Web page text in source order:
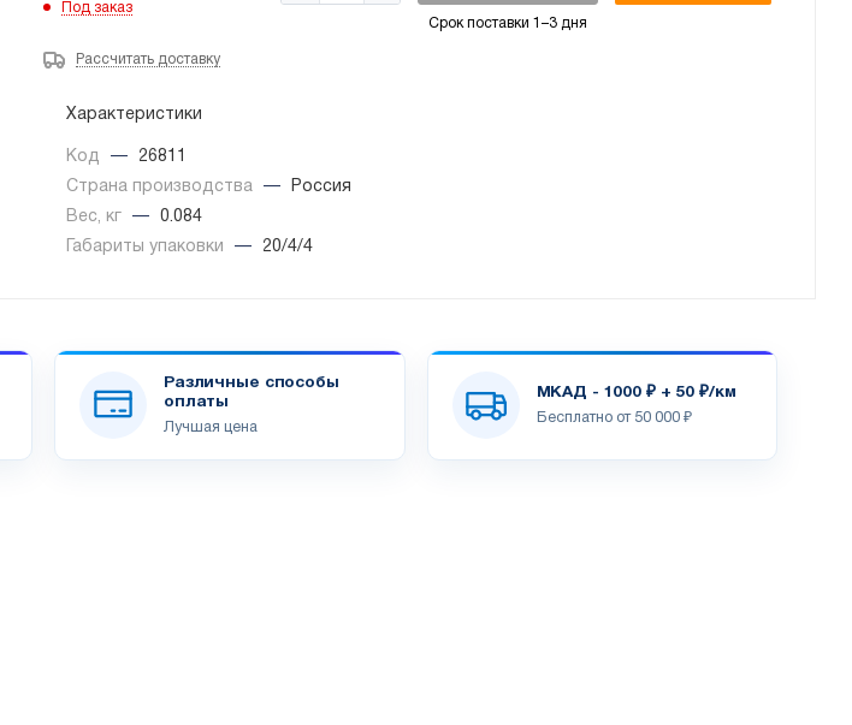
Под заказ
Срок поставки 1–3 дня
Рассчитать доставку
Характеристики
Код —
26811
Страна производства
—
Россия
Вес, кг
—
0.084
Габариты упаковки
— 20/4/4
Различные способы
оплаты
Лучшая цена
МКАД - 1000 ₽ + 50 ₽/км
Бесплатно от 50 000 ₽